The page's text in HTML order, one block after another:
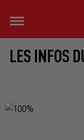
LES INFOS